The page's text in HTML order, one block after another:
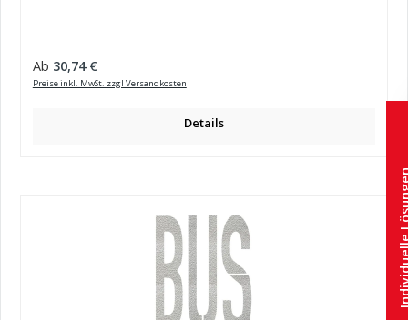
Regulärer Preis:
Ab 30,74 €
Preise inkl. MwSt. zzgl Versandkosten
Details